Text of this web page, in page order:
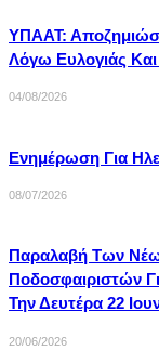
ΥΠΑΑΤ:
Λόγω Ευλογιάς
04/08/2026
Ενημέρωση Για
08/07/2026
Παραλαβή Των
Ποδοσφαιριστών
Την Δευτέρα 22
20/06/2026